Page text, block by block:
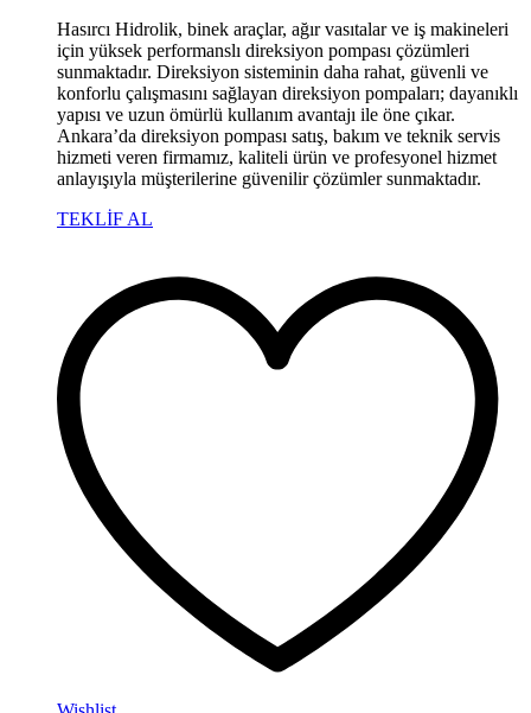
Hasırcı Hidrolik, binek araçlar, ağır vasıtalar ve iş makineleri
için yüksek performanslı direksiyon pompası çözümleri
sunmaktadır. Direksiyon sisteminin daha rahat, güvenli ve
konforlu çalışmasını sağlayan direksiyon pompaları; dayanıklı
yapısı ve uzun ömürlü kullanım avantajı ile öne çıkar.
Ankara’da direksiyon pompası satış, bakım ve teknik servis
hizmeti veren firmamız, kaliteli ürün ve profesyonel hizmet
anlayışıyla müşterilerine güvenilir çözümler sunmaktadır.
TEKLİF AL